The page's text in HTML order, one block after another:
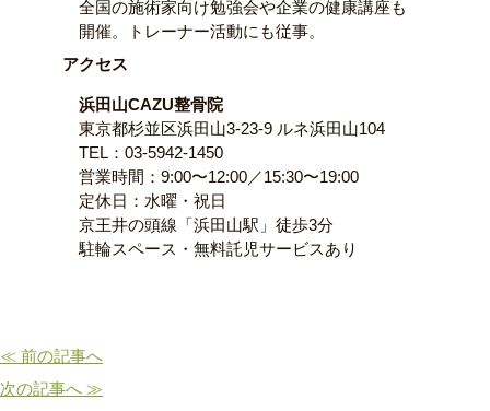
全国の施術家向け勉強会や企業の健康講座も
開催。トレーナー活動にも従事。
アクセス
浜田山CAZU整骨院
東京都杉並区浜田山3-23-9 ルネ浜田山104
TEL：03-5942-1450
営業時間：9:00〜12:00／15:30〜19:00
定休日：水曜・祝日
京王井の頭線「浜田山駅」徒歩3分
駐輪スペース・無料託児サービスあり
≪ 前の記事へ
次の記事へ ≫